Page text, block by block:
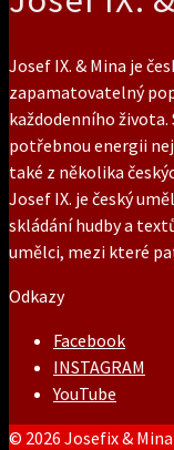
Josef IX. & Mina je
zapamatovatelný
každodenního života.
potřebnou energii
také z několika
Josef IX. je český
skládání hudby a
umělci, mezi které
Odkazy
Facebook
INSTAGRAM
YouTube
© 2026 Josefix &